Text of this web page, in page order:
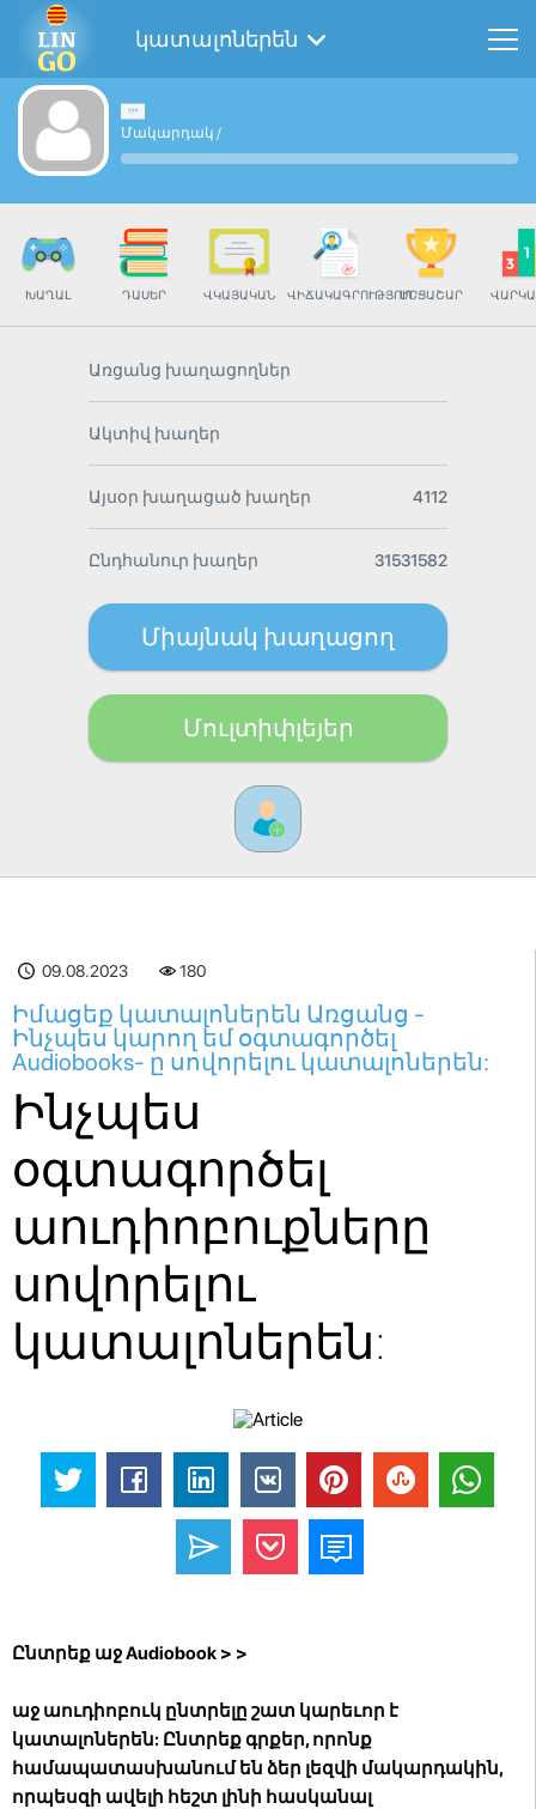
կատալոներեն
Մակարդակ /
ԽԱՂԱԼ ԴԱՍԵՐ ՎԿԱՅԱԿԱՆ ՎԻՃԱԿԱԳՐՈՒԹՅՈՒՆՄՐՑԱՇԱՐ
Առցանց խաղացողներ
Ակտիվ խաղեր
Այսօր խաղացած խաղեր 4112
Ընդհանուր խաղեր 31531582
Միայնակ խաղացող
Մուլտիփլեյեր
09.08.2023 180
Իմացեք կատալոներեն Առցանց -
Ինչպես կարող եմ օգտագործել
Audiobooks- ը սովորելու կատալոներեն:
Ինչպես
օգտագործել
աուդիոբուքները
սովորելու
կատալոներեն:
Ընտրեք աջ Audiobook > >
աջ աուդիոբուկ ընտրելը շատ կարեւոր է
կատալոներեն: Ընտրեք գրքեր, որոնք
համապատասխանում են ձեր լեզվի մակարդակին,
որպեսզի ավելի հեշտ լինի հասկանալ